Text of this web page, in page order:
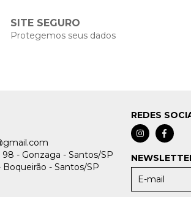
SITE SEGURO
Protegemos seus dados
- Gonzaga - Santos/SP
- Santos/SP
REDES